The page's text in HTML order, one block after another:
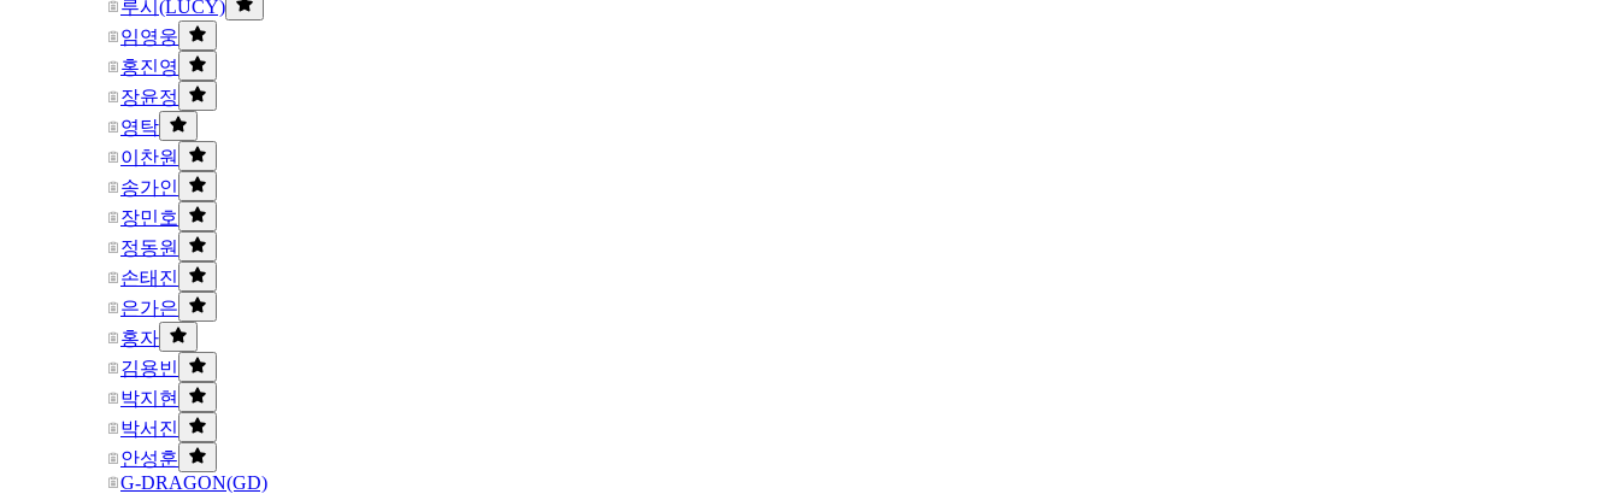
루시(LUCY)
임영웅
홍진영
장윤정
영탁
이찬원
송가인
장민호
정동원
손태진
은가은
홍자
김용빈
박지현
박서진
안성훈
G-DRAGON(GD)